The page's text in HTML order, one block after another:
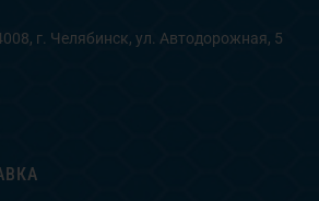
г. Челябинск, ул. Автодорожная, 5